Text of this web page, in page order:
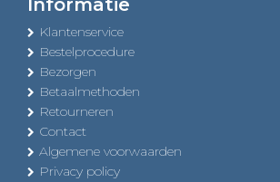
Informatie
Klantenservice
Bestelprocedure
Bezorgen
Betaalmethoden
Retourneren
Contact
Algemene voorwaarden
Privacy policy